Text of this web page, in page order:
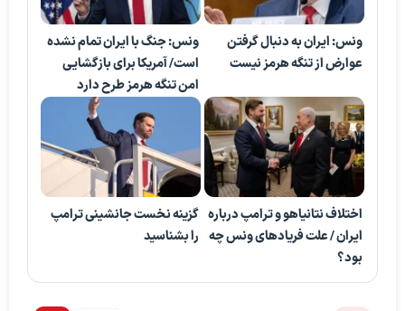
ونس: ایران به دنبال گرفتن
عوارض از تنگه هرمز نیست
ونس: جنگ با ایران تمام نشده
است/ آمریکا برای بازگشایی
امن تنگه هرمز طرح دارد
اختلاف نتانیاهو و ترامپ درباره
ایران / علت فریادهای ونس چه
بود؟
گزینه نخست جانشینی ترامپ
را بشناسید